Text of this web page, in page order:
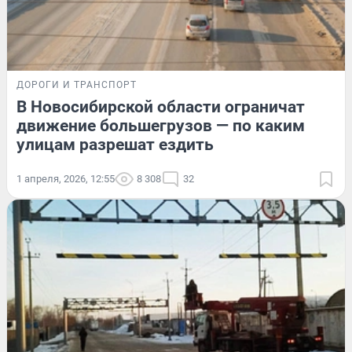
ДОРОГИ И ТРАНСПОРТ
В Новосибирской области ограничат
движение большегрузов — по каким
улицам разрешат ездить
1 апреля, 2026, 12:55 8 308 32